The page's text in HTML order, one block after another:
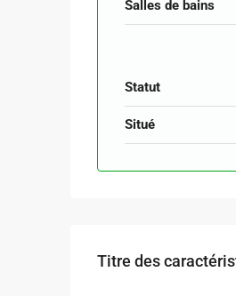
Salles de bains
Statut
Situé
Titre des